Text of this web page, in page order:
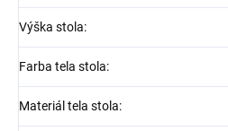
Výška stola:
Farba tela stola:
Materiál tela stola: